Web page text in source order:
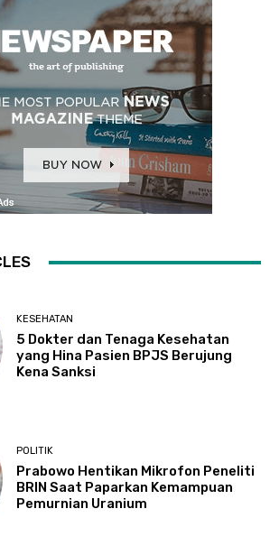
KESEHATAN
5 Dokter dan Tenaga Kesehatan
yang Hina Pasien BPJS Berujung
Kena Sanksi
POLITIK
Prabowo Hentikan Mikrofon Peneliti
BRIN Saat Paparkan Kemampuan
Pemurnian Uranium